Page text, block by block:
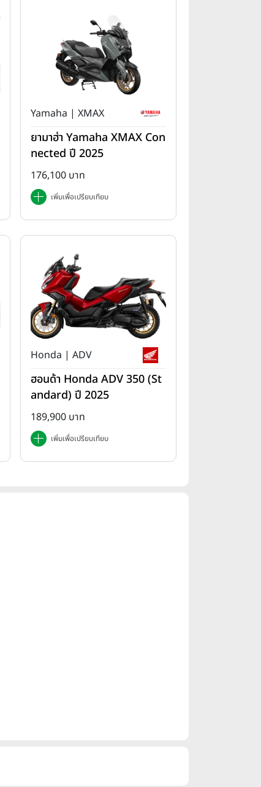
Yamaha | XMAX
ยามาฮ่า Yamaha XMAX Con
nected ปี 2025
176,100 บาท
เพิ่มเพื่อเปรียบเทียบ
Honda | ADV
ฮอนด้า Honda ADV 350 (St
andard) ปี 2025
189,900 บาท
เพิ่มเพื่อเปรียบเทียบ